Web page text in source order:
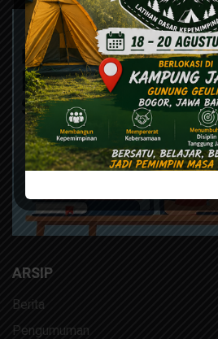
ARSIP
Berita
Pengumuman